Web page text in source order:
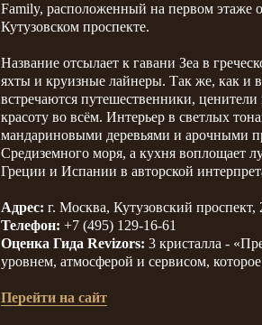
Family, расположенный на первом этаже
Кутузовском проспекте.
Название отсылает к гавани Зеа в
яхты и круизные лайнеры. Так же, как и в
встречаются путешественники,
красоту во всём. Интерьер в светлых
мандариновыми деревьями и арочными
Средиземного моря, а кухня воплощает
Греции и Испании в авторской
Адрес: г. Москва, Кутузовский проспект,
Телефон: +7 (495) 129-16-61
Оценка Гида Revizors: 3 кристалла -
уровнем, атмосферой и сервисом,
Перейти на сайт